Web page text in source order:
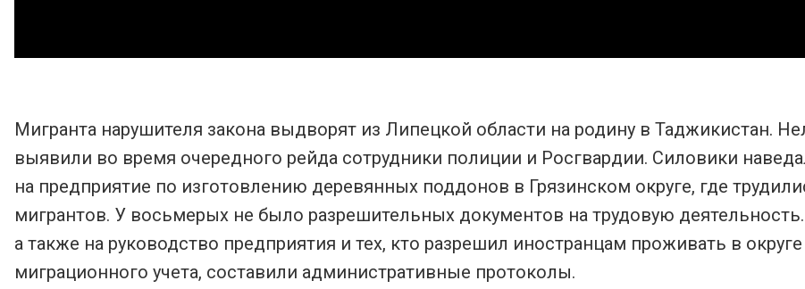
Мигранта нарушителя закона выдворят из Липецкой области на родину в Таджикистан.
выявили во время очередного рейда сотрудники полиции и Росгвардии. Силовики
на предприятие по изготовлению деревянных поддонов в Грязинском округе, где
мигрантов. У восьмерых не было разрешительных документов на трудовую
а также на руководство предприятия и тех, кто разрешил иностранцам проживать в округе
миграционного учета, составили административные протоколы.